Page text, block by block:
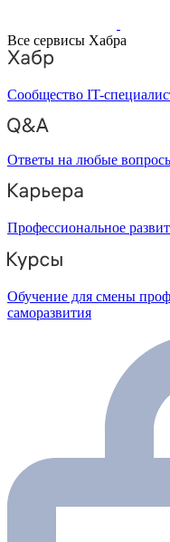
Все сервисы Хабра
Сообщество IT-
Ответы на любые
Профессиональное
Обучение для смены
саморазвития